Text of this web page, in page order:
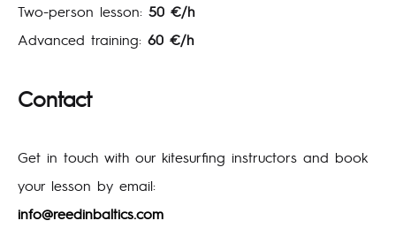
Two-person lesson: 50 €/h
Advanced training: 60 €/h
Contact
Get in touch with our kitesurfing instructors and book
your lesson by email:
info@reedinbaltics.com